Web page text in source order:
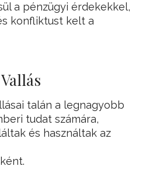
a pénzügyi érdekekkel,
konfliktust kelt a
talán a legnagyobb
tudat számára,
és használtak az